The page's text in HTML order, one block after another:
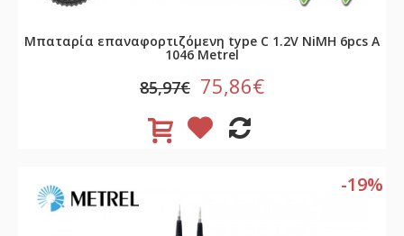
Μπαταρία επαναφορτιζόμενη type C 1.2V NiMH 6pcs A
1046 Metrel
85,97€ 75,86€
-19%